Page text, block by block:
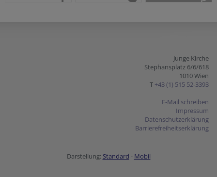
Junge Kirche
Stephansplatz 6/6/618
1010 Wien
T +43 (1) 515 52-3393
E-Mail schreiben
Impressum
Datenschutzerklärung
Barrierefreiheitserklärung
Darstellung: Standard - Mobil